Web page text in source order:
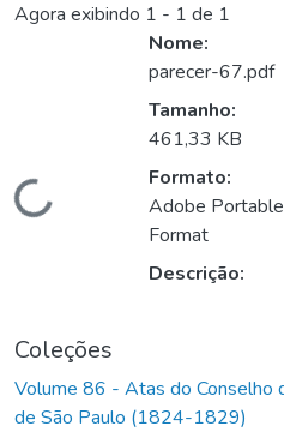
Agora exibindo 1 - 1 de 1
Carregando...
Nome:
parecer-67.pdf
Tamanho:
461,33 KB
Formato:
Adobe
Format
Descrição:
Coleções
Volume 86 - Atas do Conselho
de São Paulo (1824-1829)